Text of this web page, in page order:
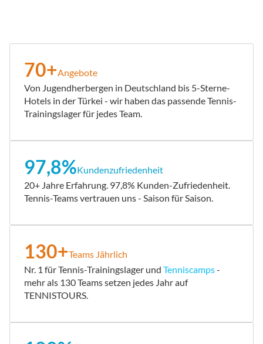
70+Angebote
Von Jugendherbergen in Deutschland bis 5-Sterne-
Hotels in der Türkei - wir haben das passende Tennis-
Trainingslager für jedes Team.
97,8%Kundenzufriedenheit
20+ Jahre Erfahrung. 97,8% Kunden-Zufriedenheit.
Tennis-Teams vertrauen uns - Saison für Saison.
130+Teams Jährlich
Nr. 1 für Tennis-Trainingslager und Tenniscamps-
mehr als 130 Teams setzen jedes Jahr auf
TENNISTOURS.